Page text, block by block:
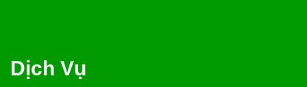
Dịch Vụ